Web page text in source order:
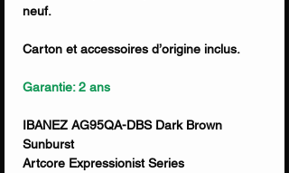
neuf.
Carton et accessoires d’origine inclus.
Garantie: 2 ans
IBANEZ AG95QA-DBS Dark Brown
Sunburst
Artcore Expressionist Series